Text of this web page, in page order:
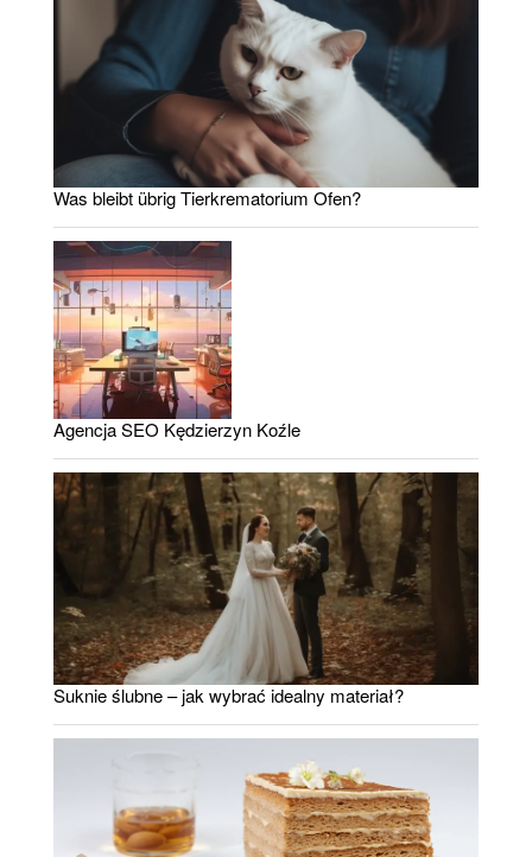
Was bleibt übrig Tierkrematorium Ofen?
Agencja SEO Kędzierzyn Koźle
Suknie ślubne – jak wybrać idealny materiał?